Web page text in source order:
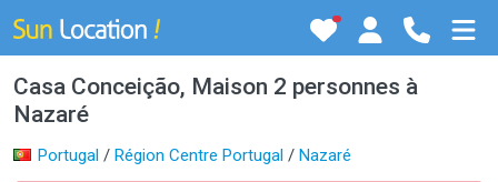
Casa Conceição, Maison 2 personnes à
Nazaré
Portugal / Région Centre Portugal / Nazaré